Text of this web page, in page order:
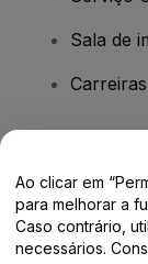
Sala de
Carreiras
Centro
Ao clicar em
para melhorar a
Caso contrário,
necessários.